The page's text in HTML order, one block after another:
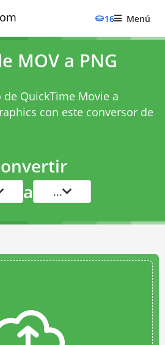
16 Menú
MOV a PNG
QuickTime Movie a
con este conversor de
a ...